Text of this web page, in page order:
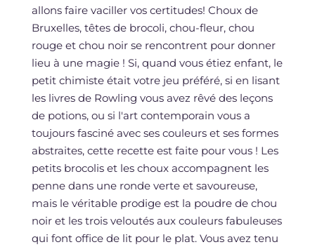
allons faire vaciller vos certitudes! Choux de
Bruxelles, têtes de brocoli, chou-fleur, chou
rouge et chou noir se rencontrent pour donner
lieu à une magie ! Si, quand vous étiez enfant, le
petit chimiste était votre jeu préféré, si en lisant
les livres de Rowling vous avez rêvé des leçons
de potions, ou si l'art contemporain vous a
toujours fasciné avec ses couleurs et ses formes
abstraites, cette recette est faite pour vous ! Les
petits brocolis et les choux accompagnent les
penne dans une ronde verte et savoureuse,
mais le véritable prodige est la poudre de chou
noir et les trois veloutés aux couleurs fabuleuses
qui font office de lit pour le plat. Vous avez tenu